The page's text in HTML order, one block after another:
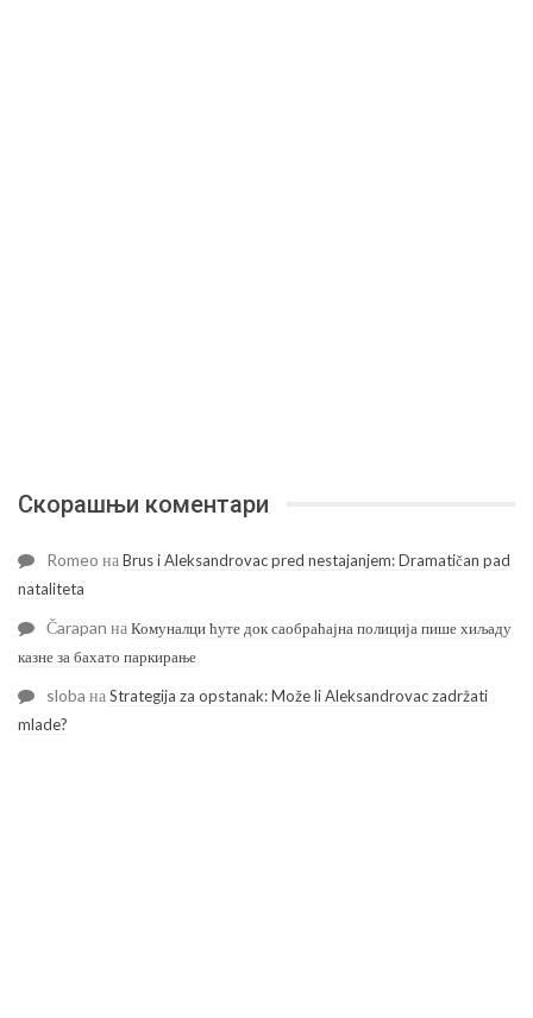
Скорашњи коментари
Romeo наBrus i Aleksandrovac pred nestajanjem: Dramatičan pad
nataliteta
Čarapan наКомуналци ћуте док саобраћајна полиција пише хиљаду
казне за бахато паркирање
sloba наStrategija za opstanak: Može li Aleksandrovac zadržati
mlade?